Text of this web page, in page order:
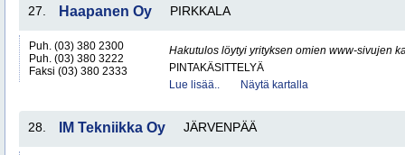
27. Haapanen Oy PIRKKALA
Puh. (03) 380 2300
Puh. (03) 380 3222
Faksi (03) 380 2333
Hakutulos löytyi yrityksen omien www-sivujen
PINTAKÄSITTELYÄ
Lue lisää..
Näytä kartalla
28. IM Tekniikka Oy JÄRVENPÄÄ